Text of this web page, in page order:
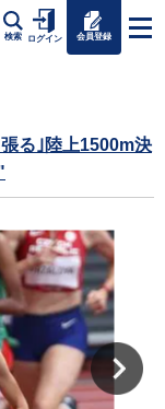
検索 ログイン 会員登録
る｣陸上1500m決